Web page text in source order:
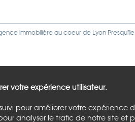
immobilière au coeur de Lyon
votre expérience utilisateur.
pour améliorer votre expérience
analyser le trafic de notre site et